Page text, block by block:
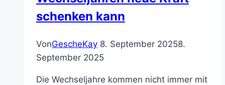
schenken kann
VonGescheKay 8. September 20258.
September 2025
Die Wechseljahre kommen nicht immer mit